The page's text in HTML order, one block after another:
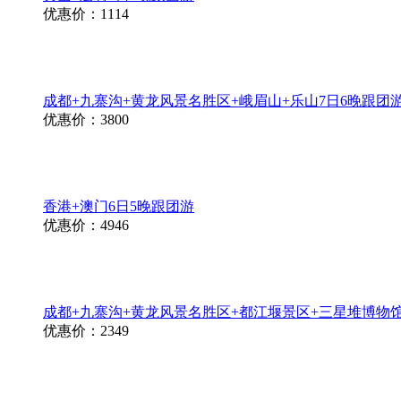
优惠价：1114
成都+九寨沟+黄龙风景名胜区+峨眉山+乐山7日6晚跟团
优惠价：3800
香港+澳门6日5晚跟团游
优惠价：4946
成都+九寨沟+黄龙风景名胜区+都江堰景区+三星堆博物
优惠价：2349